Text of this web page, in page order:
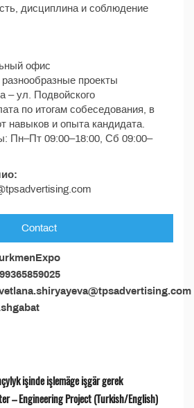
дисциплина и соблюдение
офис
проекты
– ул. Подвойского
по итогам собеседования, в
навыков и опыта кандидата.
Пн–Пт 09:00–18:00, Сб 09:00–
Contact
işinde işlemäge işgär gerek
– Engineering Project (Turkish/English)